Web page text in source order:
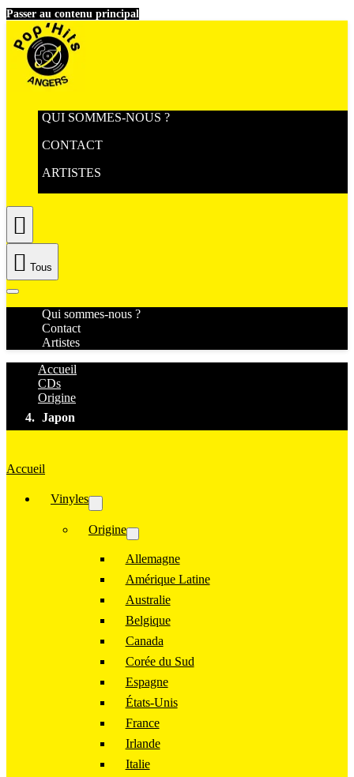
Passer au contenu principal
QUI SOMMES-NOUS ?
CONTACT
ARTISTES

 Tous
Qui sommes-nous ?
Contact
Artistes
Accueil
CDs
Origine
Japon
Accueil
Vinyles
Origine
Allemagne
Amérique Latine
Australie
Belgique
Canada
Corée du Sud
Espagne
États-Unis
France
Irlande
Italie